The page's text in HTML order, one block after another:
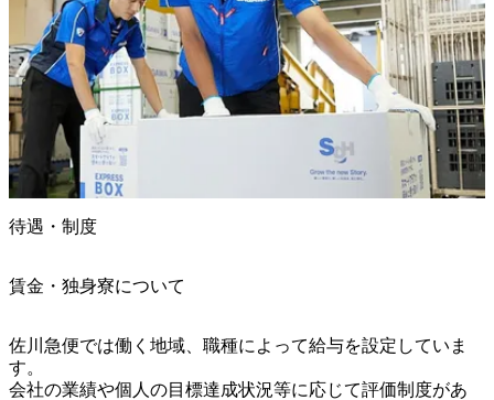
待遇・制度
賃金・独身寮について
佐川急便では働く地域、職種によって給与を設定していま
す。
会社の業績や個人の目標達成状況等に応じて評価制度があ